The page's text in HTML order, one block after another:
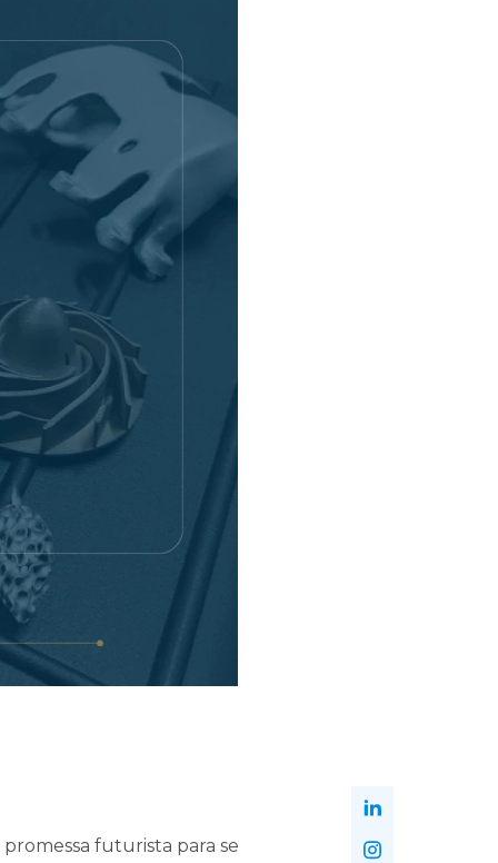
futurista para se